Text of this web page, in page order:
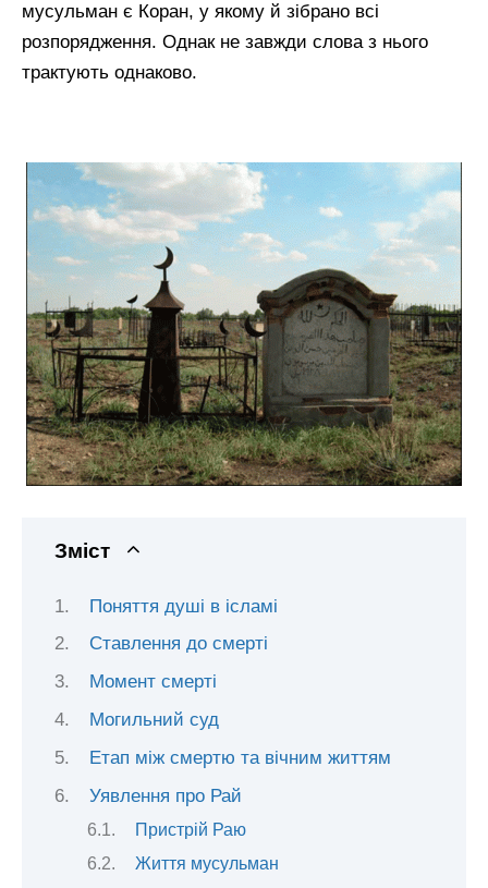
мусульман є Коран, у якому й зібрано всі
розпорядження. Однак не завжди слова з нього
трактують однаково.
Зміст
Поняття душі в ісламі
Ставлення до смерті
Момент смерті
Могильний суд
Етап між смертю та вічним життям
Уявлення про Рай
Пристрій Раю
Життя мусульман